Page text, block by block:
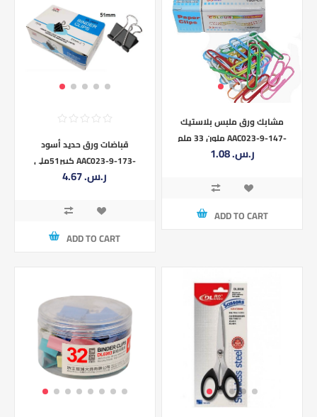
قباضات ورق حديد أسود
كبير51ملي AAC023-9-173-
DL0001- 51MM
4.67 ر.س.‏
ADD TO CART
مشابك ورق ملبس بلاستيك
ملون 33 ملم AAC023-9-147-
DL733 -33MM
1.08 ر.س.‏
ADD TO CART